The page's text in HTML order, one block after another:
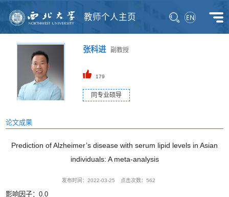
教师个人主页
张科进副教授
179
同专业硕导
论文成果
Prediction of Alzheimer’s disease with serum lipid levels in Asian
individuals: A meta-analysis
发布时间：2022-03-25 点击次数：562
影响因子：0.0